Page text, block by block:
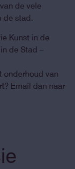
de vele
de stad.
Kunst in de
de Stad –
onderhoud van
Email dan naar